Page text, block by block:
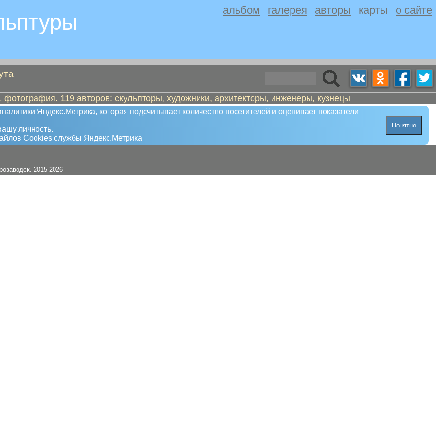
альбом галерея авторы карты о сайте
119 авторов: скульпторы, художники, архитекторы, инженеры, кузнецы
Яндекс.Метрика, которая подсчитывает количество посетителей и оценивает показатели
личность.
Сookies службы Яндекс.Метрика
Понятно
в Петрозаводске
маршруты от памятника к памятнику
2015-2026